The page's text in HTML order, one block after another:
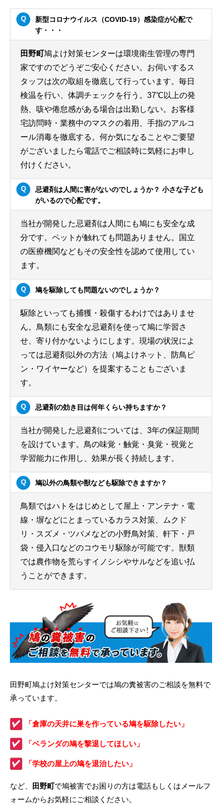
新型コロナウイルス（COVID-19）感染症が心配で
す・・・
田野町鳩よけ対策センターは環境衛生管理の専門
家ですのでどうぞご安心ください。お伺いするス
タッフは次の取組を徹底して行っています。毎日
検温を行い、体調チェックを行う。37℃以上の発
熱、咳や倦怠感がある場合は出勤しない。お客様
宅訪問時・業務中のマスクの着用、手指のアルコ
ール消毒を徹底する。何か気になることやご要望
がございましたら電話でご相談時に気軽にお申し
付けください。
忌避剤は人間に害がないのでしょうか？ 小さな子ども
がいるので心配です。
当社が開発した忌避剤は人間にも鳩にも安全な成
分です。ペットが触れても問題ありません。国立
の医療機関などもその安全性を認めて使用してい
ます。
鳩を駆除しても問題ないのでしょうか？
駆除といっても捕獲・殺傷するわけではありませ
ん。鳥類にも安全な忌避剤を使って鳩に学習さ
せ、寄り付かないようにします。現場の状況によ
っては忌避剤以外の方法（鳩よけネット、防鳥ピ
ン・ワイヤーなど）を提案することもございま
す。
忌避剤の効き目は何年くらい持ちますか？
当社が開発した忌避剤については、3年の保証期間
を設けています。鳥の味覚・触覚・臭覚・視覚と
学習能力に作用し、効果が長く持続します。
鳩以外の鳥類や獣なども駆除できますか？
鳥類ではハトをはじめとして屋上・アンテナ・電
線・塀などにとまっているカラス対策、ムクド
リ・スズメ・ツバメなどの小野鳥対策、軒下・戸
袋・侵入口などのコウモリ駆除が可能です。獣類
では農作物を荒らすイノシシやサルなどを追い払
うことができます。
田野町鳩よけ対策センターでは鳩の糞被害のご相談を無料で
承っています。
「倉庫の天井に巣を作っている鳩を駆除したい」
「ベランダの鳩を撃退してほしい」
「学校の屋上の鳩を退治したい」
など、 田野町で鳩被害でお困りの方は電話もしくはメールフ
ォームからお気軽にご相談ください。